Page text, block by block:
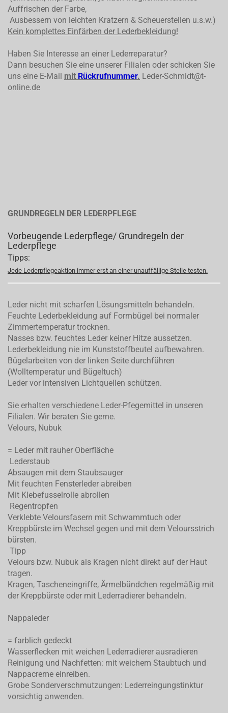
Auffrischen der Farbe,
Ausbessern von leichten Kratzern & Scheuerstellen u.s.w.)
Kein komplettes Einfärben der Lederbekleidung!
Haben Sie Interesse an einer Lederreparatur?
Dann besuchen Sie eine unserer Filialen oder schicken Sie
uns eine E-Mail mit Rückrufnummer. Leder-Schmidt@t-
online.de
GRUNDREGELN DER LEDERPFLEGE
Vorbeugende Lederpflege/ Grundregeln der
Lederpflege
Tipps:
Jede Lederpflegeaktion immer erst an einer unauffällige Stelle testen.
Leder nicht mit scharfen Lösungsmitteln behandeln.
Feuchte Lederbekleidung auf Formbügel bei normaler
Zimmertemperatur trocknen.
Nasses bzw. feuchtes Leder keiner Hitze aussetzen.
Lederbekleidung nie im Kunststoffbeutel aufbewahren.
Bügelarbeiten von der linken Seite durchführen
(Wolltemperatur und Bügeltuch)
Leder vor intensiven Lichtquellen schützen.
Sie erhalten verschiedene Leder-Pfegemittel in unseren
Filialen. Wir beraten Sie gerne.
Velours, Nubuk
= Leder mit rauher Oberfläche
Lederstaub
Absaugen mit dem Staubsauger
Mit feuchten Fensterleder abreiben
Mit Klebefusselrolle abrollen
Regentropfen
Verklebte Veloursfasern mit Schwammtuch oder
Kreppbürste im Wechsel gegen und mit dem Veloursstrich
bürsten.
Tipp
Velours bzw. Nubuk als Kragen nicht direkt auf der Haut
tragen.
Kragen, Tascheneingriffe, Ärmelbündchen regelmäßig mit
der Kreppbürste oder mit Lederradierer behandeln.
Nappaleder
= farblich gedeckt
Wasserflecken mit weichen Lederradierer ausradieren
Reinigung und Nachfetten: mit weichem Staubtuch und
Nappacreme einreiben.
Grobe Sonderverschmutzungen: Lederreingungstinktur
vorsichtig anwenden.